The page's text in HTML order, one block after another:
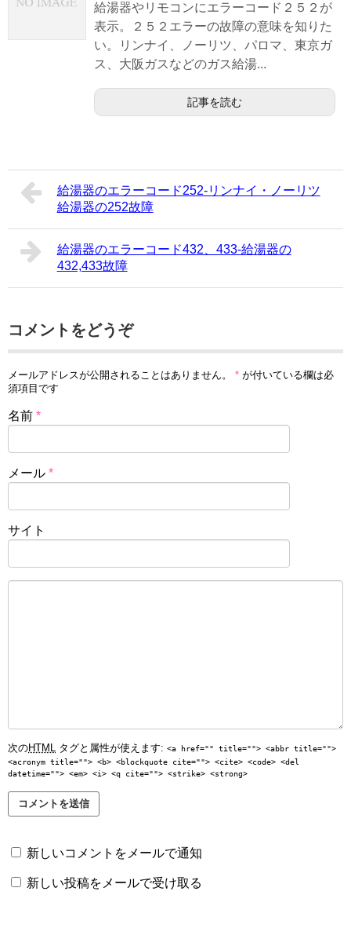
給湯器やリモコンにエラーコード２５２が
表示。２５２エラーの故障の意味を知りた
い。リンナイ、ノーリツ、パロマ、東京ガ
ス、大阪ガスなどのガス給湯...
記事を読む
給湯器のエラーコード252-リンナイ・ノーリツ
給湯器の252故障
給湯器のエラーコード432、433-給湯器の
432,433故障
コメントをどうぞ
メールアドレスが公開されることはありません。 * が付いている欄は必
須項目です
名前 *
メール *
サイト
次のHTML タグと属性が使えます: <a href="" title=""> <abbr title="">
<acronym title=""> <b> <blockquote cite=""> <cite> <code> <del
datetime=""> <em> <i> <q cite=""> <strike> <strong>
新しいコメントをメールで通知
新しい投稿をメールで受け取る